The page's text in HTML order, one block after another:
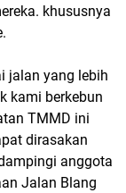
khususnya
jalan yang lebih
kami berkebun
TMMD ini
dirasakan
anggota
Jalan Blang